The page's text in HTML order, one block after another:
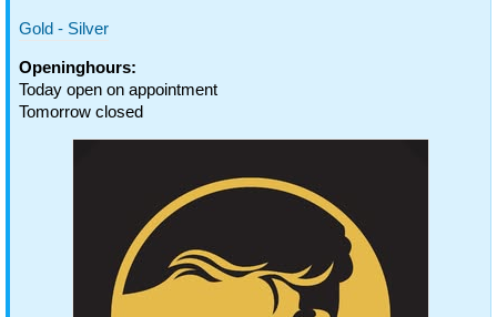
Gold - Silver
Openinghours:
Today open on appointment
Tomorrow closed